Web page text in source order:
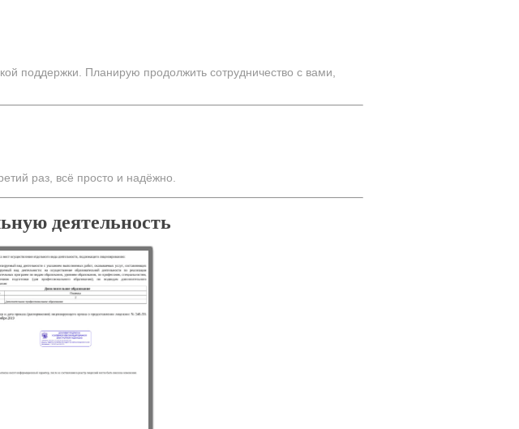
поддержки. Планирую продолжить сотрудничество с вами,
раз, всё просто и надёжно.
деятельность